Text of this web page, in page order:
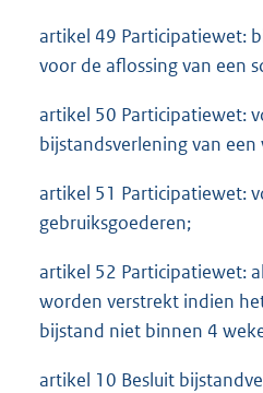
artikel 49 Participatiewet:
voor de aflossing van een
artikel 50 Participatiewet:
bijstandsverlening van
artikel 51 Participatiewet:
gebruiksgoederen;
artikel 52 Participatiewet:
worden verstrekt indien
bijstand niet binnen 4
artikel 10 Besluit